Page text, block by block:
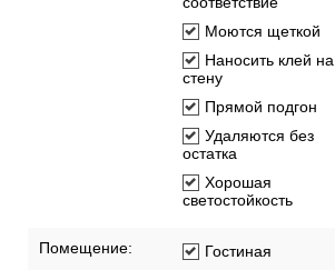
Моются щеткой
Наносить клей на
стену
Прямой подгон
Удаляются без
остатка
Хорошая
светостойкость
Помещение:
Гостиная